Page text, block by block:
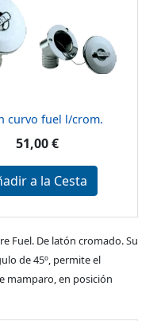
curvo fuel l/crom.
51,00 €
a la Cesta
Fuel. De latón cromado. Su
de 45º, permite el
mamparo, en posición